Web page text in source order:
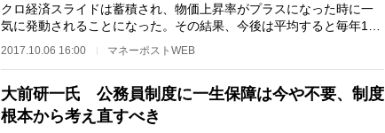
クロ経済スライドは蓄積され、物価上昇率がプラスになった時に一
気に発動されることになった。その結果、今後は平均すると毎年1％
2017.10.06 16:00 マネーポストWEB
大前研一氏 公務員制度に一生保障は今や不要、制度
根本から考え直すべき